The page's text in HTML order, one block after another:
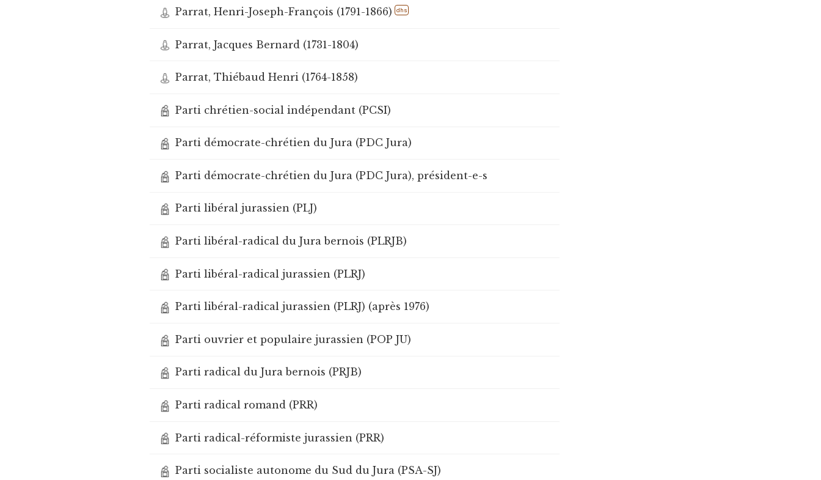
Parrat, Henri-Joseph-François (1791-1866) dhs
Parrat, Jacques Bernard (1731-1804)
Parrat, Thiébaud Henri (1764-1858)
Parti chrétien-social indépendant (PCSI)
Parti démocrate-chrétien du Jura (PDC Jura)
Parti démocrate-chrétien du Jura (PDC Jura), président-e-s
Parti libéral jurassien (PLJ)
Parti libéral-radical du Jura bernois (PLRJB)
Parti libéral-radical jurassien (PLRJ)
Parti libéral-radical jurassien (PLRJ) (après 1976)
Parti ouvrier et populaire jurassien (POP JU)
Parti radical du Jura bernois (PRJB)
Parti radical romand (PRR)
Parti radical-réformiste jurassien (PRR)
Parti socialiste autonome du Sud du Jura (PSA-SJ)